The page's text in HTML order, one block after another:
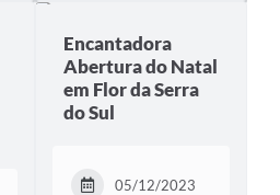
Encantadora
Abertura do Natal
em Flor da Serra
do Sul
05/12/2023